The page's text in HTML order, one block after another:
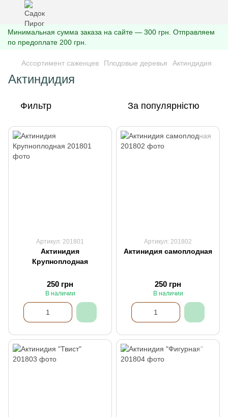
Минимальная сумма заказа на сайте — 300 грн. Отправляем
по предоплате 200 грн.
Ассортимент саженцев Плодовые деревья Актиндидия
Актиндидия
Фильтр За популярністю
Артикул: 201801
Актинидия
Крупноплодная
250 грн
В наличии
Артикул: 201802
Актинидия самоплодная
250 грн
В наличии